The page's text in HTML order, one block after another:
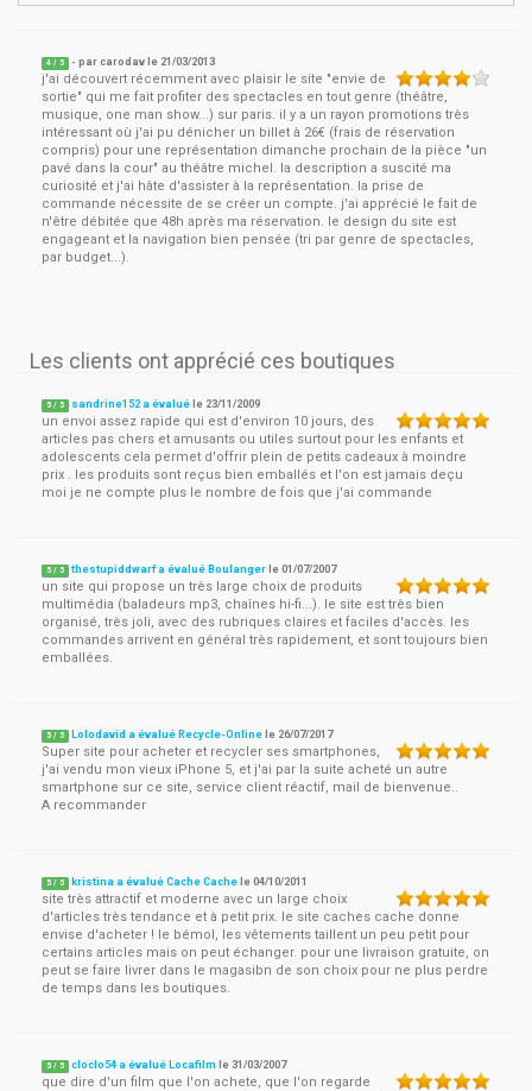
4 / 5 - parcarodav le 21/03/2013
j'ai découvert récemment avec plaisir le site "envie de
sortie" qui me fait profiter des spectacles en tout genre (théâtre,
musique, one man show...) sur paris. il y a un rayon promotions très
intéressant où j'ai pu dénicher un billet à 26€ (frais de réservation
compris) pour une représentation dimanche prochain de la pièce "un
pavé dans la cour" au théâtre michel. la description a suscité ma
curiosité et j'ai hâte d'assister à la représentation. la prise de
commande nécessite de se créer un compte. j'ai apprécié le fait de
n'être débitée que 48h après ma réservation. le design du site est
engageant et la navigation bien pensée (tri par genre de spectacles,
par budget...).
Les clients ont apprécié ces boutiques
5 / 5 sandrine152 a évalué le 23/11/2009
un envoi assez rapide qui est d'environ 10 jours, des
articles pas chers et amusants ou utiles surtout pour les enfants et
adolescents cela permet d'offrir plein de petits cadeaux à moindre
prix . les produits sont reçus bien emballés et l'on est jamais deçu
moi je ne compte plus le nombre de fois que j'ai commande
5 / 5 thestupiddwarf a évalué Boulanger le01/07/2007
un site qui propose un très large choix de produits
multimédia (baladeurs mp3, chaînes hi-fi...). le site est très bien
organisé, très joli, avec des rubriques claires et faciles d'accès. les
commandes arrivent en général très rapidement, et sont toujours bien
emballées.
5 / 5 Lolodavid a évalué Recycle-Online le 26/07/2017
Super site pour acheter et recycler ses smartphones,
j'ai vendu mon vieux iPhone 5, et j'ai par la suite acheté un autre
smartphone sur ce site, service client réactif, mail de bienvenue..
A recommander
5 / 5 kristina a évalué Cache Cache le04/10/2011
site très attractif et moderne avec un large choix
d'articles très tendance et à petit prix. le site caches cache donne
envise d'acheter ! le bémol, les vêtements taillent un peu petit pour
certains articles mais on peut échanger. pour une livraison gratuite, on
peut se faire livrer dans le magasibn de son choix pour ne plus perdre
de temps dans les boutiques.
5 / 5 cloclo54 a évalué Locafilm le31/03/2007
que dire d'un film que l'on achete, que l'on regarde